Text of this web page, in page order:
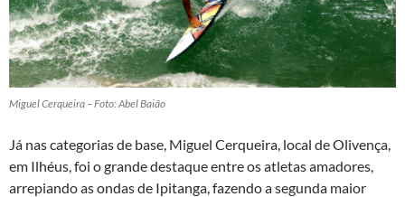
Miguel Cerqueira – Foto: Abel Baião
Já nas categorias de base, Miguel Cerqueira, local de Olivença,
em Ilhéus, foi o grande destaque entre os atletas amadores,
arrepiando as ondas de Ipitanga, fazendo a segunda maior